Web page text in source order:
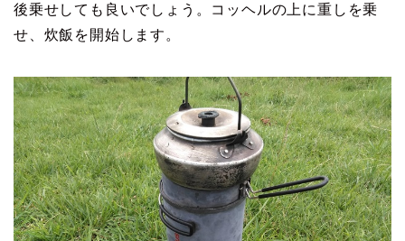
後乗せしても良いでしょう。コッヘルの上に重しを乗
せ、炊飯を開始します。